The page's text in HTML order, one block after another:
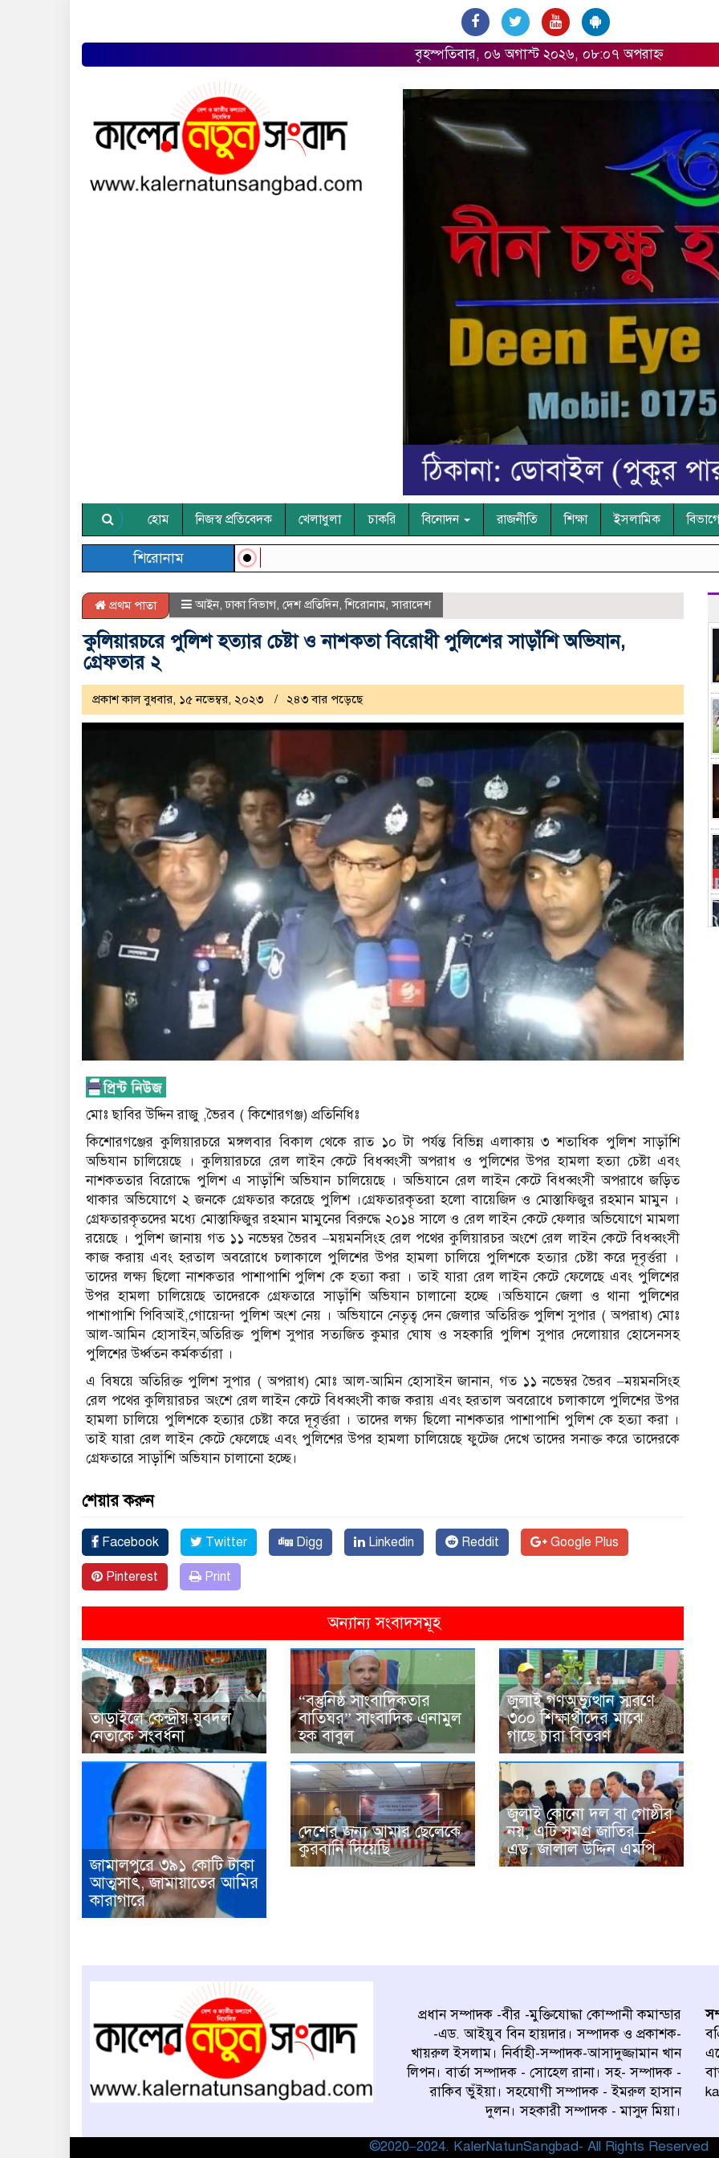
বৃহস্পতিবার, ০৬ অগাস্ট ২০২৬, ০৮:০৭ অপরাহ্ন
হোম নিজস্ব প্রতিবেদক খেলাধুলা চাকরি বিনোদন রাজনীতি শিক্ষা ইসলামিক
শিরোনাম
প্রথম পাতা আইন,ঢাকা বিভাগ, দেশ প্রতিদিন,শিরোনাম,সারাদেশ
কুলিয়ারচরে পুলিশ হত্যার চেষ্টা ও নাশকতা বিরোধী পুলিশের সাড়াঁশি অভিযান,
গ্রেফতার ২
প্রকাশ কাল বুধবার, ১৫ নভেম্বর, ২০২৩ ২৪৩ বার পড়েছে
মোঃ ছাবির উদ্দিন রাজু ,ভৈরব ( কিশোরগঞ্জ) প্রতিনিধিঃ
কিশোরগঞ্জের কুলিয়ারচরে মঙ্গলবার বিকাল থেকে রাত ১০ টা পর্যন্ত বিভিন্ন এলাকায় ৩ শতাধিক পুলিশ সাড়াঁশি
অভিযান চালিয়েছে । কুলিয়ারচরে রেল লাইন কেটে বিধব্বংসী অপরাধ ও পুলিশের উপর হামলা হত্যা চেষ্টা এবং
নাশকততার বিরোদ্ধে পুলিশ এ সাড়াঁশি অভিযান চালিয়েছে । অভিযানে রেল লাইন কেটে বিধব্বংসী অপরাধে জড়িত
থাকার অভিযোগে ২ জনকে গ্রেফতার করেছে পুলিশ ।গ্রেফতারকৃতরা হলো বায়েজিদ ও মোস্তাফিজুর রহমান মামুন ।
গ্রেফতারকৃতদের মধ্যে মোস্তাফিজুর রহমান মামুনের বিরুদ্ধে ২০১৪ সালে ও রেল লাইন কেটে ফেলার অভিযোগে মামলা
রয়েছে । পুলিশ জানায় গত ১১ নভেম্বর ভৈরব –ময়মনসিংহ রেল পথের কুলিয়ারচর অংশে রেল লাইন কেটে বিধব্বংসী
কাজ করায় এবং হরতাল অবরোধে চলাকালে পুলিশের উপর হামলা চালিয়ে পুলিশকে হত্যার চেষ্টা করে দূবৃর্ত্তরা ।
তাদের লক্ষ্য ছিলো নাশকতার পাশাপাশি পুলিশ কে হত্যা করা । তাই যারা রেল লাইন কেটে ফেলেছে এবং পুলিশের
উপর হামলা চালিয়েছে তাদেরকে গ্রেফতারে সাড়াঁশি অভিযান চালানো হচ্ছে ।অভিযানে জেলা ও থানা পুলিশের
পাশাপাশি পিবিআই,গোয়েন্দা পুলিশ অংশ নেয় । অভিযানে নেতৃত্ব দেন জেলার অতিরিক্ত পুলিশ সুপার ( অপরাধ) মোঃ
আল-আমিন হোসাইন,অতিরিক্ত পুলিশ সুপার সত্যজিত কুমার ঘোষ ও সহকারি পুলিশ সুপার দেলোয়ার হোসেনসহ
পুলিশের উর্ধ্বতন কর্মকর্তারা ।
এ বিষয়ে অতিরিক্ত পুলিশ সুপার ( অপরাধ) মোঃ আল-আমিন হোসাইন জানান, গত ১১ নভেম্বর ভৈরব –ময়মনসিংহ
রেল পথের কুলিয়ারচর অংশে রেল লাইন কেটে বিধব্বংসী কাজ করায় এবং হরতাল অবরোধে চলাকালে পুলিশের উপর
হামলা চালিয়ে পুলিশকে হত্যার চেষ্টা করে দূবৃর্ত্তরা । তাদের লক্ষ্য ছিলো নাশকতার পাশাপাশি পুলিশ কে হত্যা করা ।
তাই যারা রেল লাইন কেটে ফেলেছে এবং পুলিশের উপর হামলা চালিয়েছে ফুটেজ দেখে তাদের সনাক্ত করে তাদেরকে
গ্রেফতারে সাড়াঁশি অভিযান চালানো হচ্ছে।
শেয়ার করুন
Facebook Twitter Digg Linkedin Reddit Google Plus
Pinterest Print
অন্যান্য সংবাদসমূহ
তাড়াইলে কেন্দ্রীয় যুবদল
নেতাকে সংবর্ধনা
“বস্তুনিষ্ঠ সাংবাদিকতার
বাতিঘর” সাংবাদিক এনামুল
হক বাবুল
জুলাই গণঅভ্যুত্থান স্মরণে
৩০০ শিক্ষার্থীদের মাঝে
গাছে চারা বিতরণ
জামালপুরে ৩৯১ কোটি টাকা
আত্মসাৎ, জামায়াতের আমির
কারাগারে
দেশের জন্য আমার ছেলেকে
কুরবানি দিয়েছি
জুলাই কোনো দল বা গোষ্ঠীর
নয়, এটি সমগ্র জাতির—-
এড. জালাল উদ্দিন এমপি
প্রধান সম্পাদক -বীর -মুক্তিযোদ্ধা কোম্পানী কমান্ডার
-এড. আইয়ুব বিন হায়দার। সম্পাদক ও প্রকাশক-
খায়রুল ইসলাম। নির্বাহী-সম্পাদক-আসাদুজ্জামান খান
লিপন। বার্তা সম্পাদক - সোহেল রানা। সহ- সম্পাদক -
রাকিব ভুঁইয়া। সহযোগী সম্পাদক - ইমরুল হাসান
দুলন। সহকারী সম্পাদক - মাসুদ মিয়া।
©2020–2024. KalerNatunSangbad- All Rights Reserved